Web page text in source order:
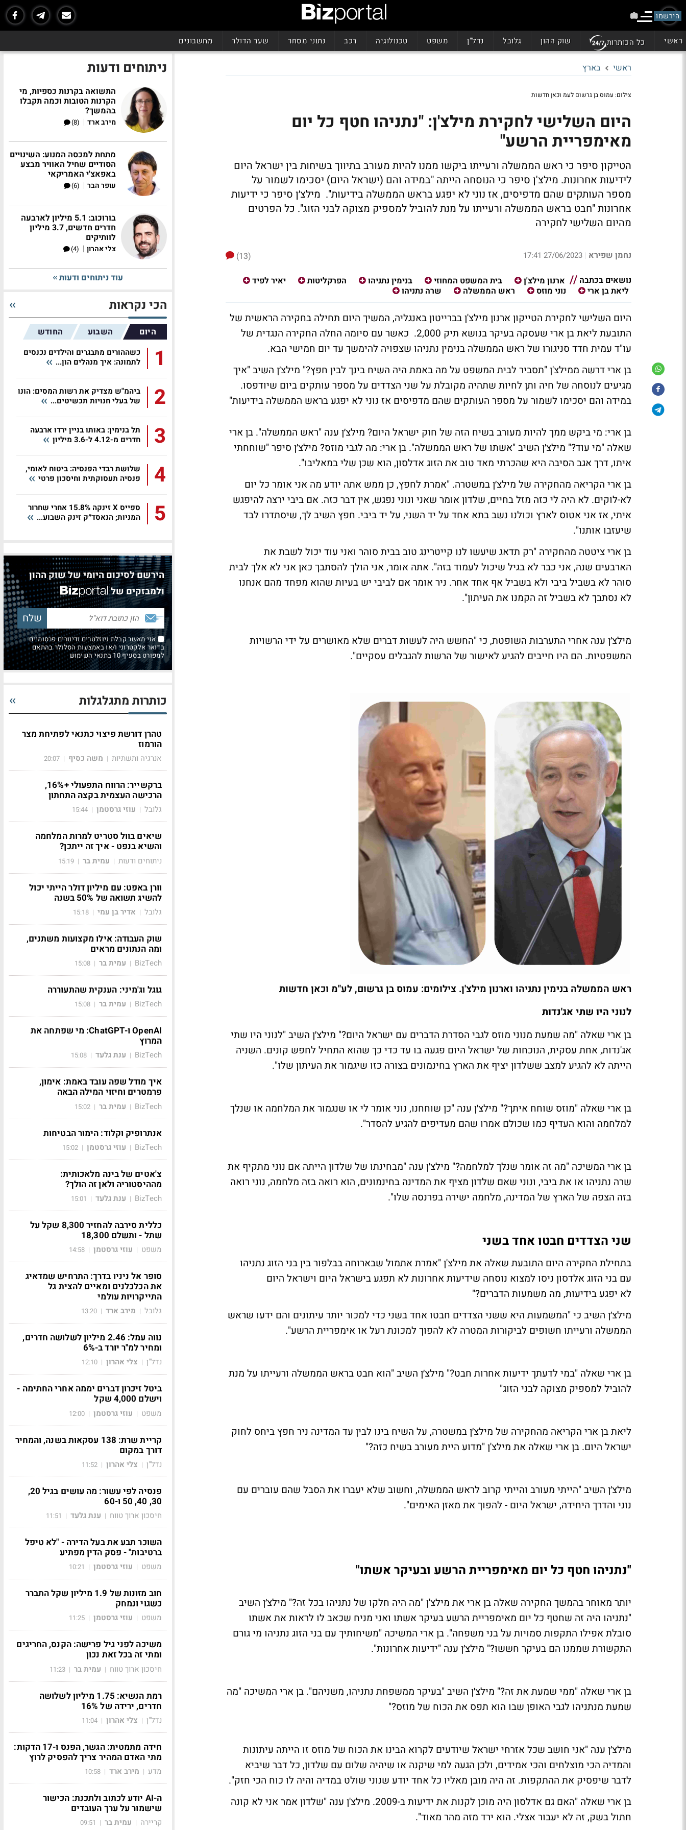
הירשמו
ראשי כל הכותרות שוק ההון גלובל נדל"ן משפט טכנולוגיה רכב נתוני מסחר שער הדולר מחשבונים
ראשי בארץ
צילום: עמוס בן גרשום לעמ וכאן חדשות
היום השלישי לחקירת מילצ'ן: "נתניהו חטף כל יום
מאימפריית הרשע"
הטייקון סיפר כי ראש הממשלה ורעייתו ביקשו ממנו להיות מעורב בתיווך בשיחות בין ישראל היום
לידיעות אחרונות. מילצ'ן סיפר כי הנוסחה הייתה "במידה והם (ישראל היום) יסכימו לשמור על
מספר העותקים שהם מדפיסים, אז נוני לא יפגע בראש הממשלה בידיעות". מילצ׳ן סיפר כי ידיעות
אחרונות "חבט בראש הממשלה ורעייתו על מנת להוביל למספיק מצוקה לבני הזוג". כל הפרטים
מהיום השלישי לחקירה
נחמן שפירא |
27/06/2023 17:41
(13)
נושאים בכתבה
ארנון מילצ'ן בית המשפט המחוזי בנימין נתניהו הפרקליטות
יאיר לפיד
ליאת בן ארי
נוני מוזס ראש הממשלה שרה נתניהו
היום השלישי לחקירת הטייקון ארנון מילצ'ן בברייטון באנגליה, המשיך היום תחילה בחקירה הראשית של
התובעת ליאת בן ארי שעסקה בעיקר בנושא תיק 2,000. כאשר עם סיומה החלה החקירה הנגדית של
עו"ד עמית חדד סניגורו של ראש הממשלה בנימין נתניהו שצפויה להימשך עד יום חמישי הבא.
בן ארי דרשה ממילצ'ן "תסביר לבית המשפט על מה באמת היה השיח בינך לבין חפץ?" מילצ׳ן השיב "איך
מגיעים לנוסחה של חיה ותן לחיות שתהיה מקובלת על שני הצדדים על מספר עותקים ביום שיודפסו.
במידה והם יסכימו לשמור על מספר העותקים שהם מדפיסים אז נוני לא יפגע בראש הממשלה בידיעות"
בן ארי: מי ביקש ממך להיות מעורב בשיח הזה של חוק ישראל היום? מילצ׳ן ענה "ראש הממשלה". בן ארי
שאלה "מי עוד?" מילצ׳ן השיב "אשתו של ראש הממשלה". בן ארי: מה לגבי מוזס? מילצ׳ן סיפר "שוחחתי
איתו, דרך אגב הסיבה היא שהכרתי מאד טוב את הזוג אדלסון, הוא שכן שלי במאליבו".
בן ארי הקריאה מהחקירה של מילצ׳ן במשטרה. "אמרת לחפץ, כן ממש אתה יודע מה אני אומר כל יום
לא-לוקים. לא היה לי כזה מזל בחיים, שלדון אומר שאני ונוני נפגש, אין דבר כזה. אם ביבי ירצה להיפגש
איתי, אז אני אטוס לארץ וכולנו נשב בתא אחד על יד השני, על יד ביבי. חפץ השיב לך, שיסתדרו לבד
שיעזבו אותנו".
בן ארי ציטטה מהחקירה "רק תדאג שיעשו לנו קייטרינג טוב בבית סוהר ואני עוד יכול לשבת את
הארבעים שנה, אני כבר לא בגיל שיכול לעמוד בזה". אתה אומר, אני הולך להסתבך כאן אני לא אלך לבית
סוהר לא בשביל ביבי ולא בשביל אף אחד אחר. ניר אומר אם לביבי יש בעיות שהוא מפחד מהם אנחנו
לא נסתבך לא בשביל זה הקמנו את העיתון".
מילצ׳ן ענה אחרי התערבות השופטת, כי "החשש היה לעשות דברים שלא מאושרים על ידי הרשויות
המשפטיות. הם היו חייבים להגיע לאישור של הרשות להגבלים עסקיים".
ראש הממשלה בנימין נתניהו וארנון מילצ'ן. צילומים: עמוס בן גרשום, לע"מ וכאן חדשות
לנוני היו שתי אג'נדות
בן ארי שאלה "מה שמעת מנוני מוזס לגבי הסדרת הדברים עם ישראל היום?" מילצ׳ן השיב "לנוני היו שתי
אג'נדות, אחת עסקית, הנוכחות של ישראל היום פגעה בו עד כדי כך שהוא התחיל לחפש קונים. השניה
הייתה לא להגיע למצב ששלדון יציף את הארץ בחינמונים בצורה כזו שיגמור את העיתון שלו".
בן ארי שאלה "מוזס שוחח איתך?" מילצ׳ן ענה "כן שוחחנו, נוני אומר לי או שנגמור את המלחמה או שנלך
למלחמה והוא העדיף כמו שכולם אמרו שהם מעדיפים להגיע להסדר".
בן ארי המשיכה "מה זה אומר שנלך למלחמה?" מילצ׳ן ענה "מבחינתו של שלדון הייתה אם נוני מתקיף את
שרה נתניהו או את ביבי, ונוני שאם שלדון מציף את המדינה בחינמונים, הוא רואה בזה מלחמה, נוני רואה
בזה הצפה של הארץ של המדינה, מלחמה ישירה בפרנסה שלו".
שני הצדדים חבטו אחד בשני
בתחילת החקירה היום התובעת שאלה את מילצ'ן "אמרת אתמול שבארוחה בבלפור בין בני הזוג נתניהו
עם בני הזוג אלדסון ניסו למצוא נוסחה שידיעות אחרונות לא תפגע בישראל היום וישראל היום
לא יפגע בידיעות, מה משמעות הדברים?"
מילצ׳ן השיב כי "המשמעות היא ששני הצדדים חבטו אחד בשני כדי למכור יותר עיתונים והם ידעו שראש
הממשלה ורעייתו חשופים לביקורות המטרה לא להפוך למכונת רעל או אימפריית הרשע".
בן ארי שאלה "במי לדעתך ידיעות אחרות חבט?" מילצ׳ן השיב "הוא חבט בראש הממשלה ורעייתו על מנת
להוביל למספיק מצוקה לבני הזוג"
ליאת בן ארי הקריאה מהחקירה של מילצ׳ן במשטרה, על השיח בינו לבין עד המדינה ניר חפץ ביחס לחוק
ישראל היום. בן ארי שאלה את מילצ'ן "מדוע היית מעורב בשיח כזה?"
מילצ׳ן השיב "הייתי מעורב והייתי קרוב לראש הממשלה, וחשוב שלא יעברו את הסבל שהם עוברים עם
נוני והדרך היחידה, ישראל היום - להפוך את מאזן האימים".
"נתניהו חטף כל יום מאימפריית הרשע ובעיקר אשתו"
יותר מאוחר בהמשך החקירה שאלה בן ארי את מילצ'ן "מה היה חלקו של נתניהו בכל זה?" מילצ׳ן השיב
"נתניהו היה זה שחטף כל יום מאימפריית הרשע בעיקר אשתו ואני מניח שכאב לו לראות את אשתו
סובלת אפילו התקפות סמויות על בני משפחה". בן ארי המשיכה "משיחותיך עם בני הזוג נתניהו מי גורם
התקשורת שממנו הם בעיקר חששו?" מילצ׳ן ענה "ידיעות אחרונות".
בן ארי שאלה "ממי שמעת את זה?" מילצ׳ן השיב "בעיקר ממשפחת נתניהו, משניהם". בן ארי המשיכה "מה
שמעת מנתניהו לגבי האופן שבו הוא תפס את הכוח של מוזס?"
מילצ׳ן ענה "אני חושב שכל אזרחי ישראל שיודעים לקרוא הבינו את הכוח של מוזס זו הייתה עיתונות
והמדיה הכי מוצלחים והכי אמידים, ולכן הגעה למי שיקנה או שיהיה שלום עם שלדון, כל דבר שיביא
לדבר שיפסיק את ההתקפות. זה היה מובן מאליו כל אחד יודע שנוני שולט במדיה והיה לו כוח הכי חזק".
בן ארי שאלה "האם גם אדלסון היה מוכן לקנות את ידיעות ב-2009. מילצ'ן ענה "שלדון אמר אני לא קונה
חתול בשק, זה לא יעבור אצלי. הוא ירד מזה מהר מאוד".
ניתוחים ודעות
התשואה בקרנות כספיות, מי
הקרנות הטובות וכמה תקבלו
בהמשך?
מירב ארד |
(8)
מתחת למכסה המנוע: השינויים
הסודיים שחיל האוויר מבצע
באפאצ'י האמריקאי
עופר הבר |
(6)
בורוכוב: 5.1 מיליון לארבעה
חדרים חדשים, 3.7 מיליון
לוותיקים
צלי אהרון |
(4)
עוד ניתוחים ודעות
הכי נקראות
היום השבוע החודש
1
כשההורים מתבגרים והילדים נכנסים
לתמונה: איך מנהלים הון...
2
ביהמ"ש מצדיק את רשות המסים: הונו
של בעלי חנויות תכשיטים...
3
תל בנימין: באותו בניין ירדו ארבעה
חדרים מ-4.12 ל-3.6 מיליון
4
שלושת רבדי הפנסיה: ביטוח לאומי,
פנסיה תעסוקתית וחיסכון פרטי
5
ספייס X זינקה 15.8% אחרי שחרור
המניות; הנאסד״ק זינק השבוע...
הירשם לסיכום היומי של שוק ההון
ולמבזקים של
אני מאשר קבלת ניוזלטרים ודיוורים פרסומיים
בדואר אלקטרוני ו/או באמצעות הסלולר בהתאם
למפורט בסעיף 10 בתנאי השימוש
כותרות מתגלגלות
טהרן דורשת פיצוי כתנאי לפתיחת מצר
הורמוז
אנרגיה ותשתיות | משה כסיף |
20:07
ברקשייר: הרווח התפעולי +16%,
הרכישה העצמית בקצה התחתון
גלובל | עוזי גרסטמן |
15:44
שיאים בוול סטריט למרות המלחמה
והשיא בנפט - איך זה ייתכן?
ניתוחים ודעות | עמית בר |
15:19
וורן באפט: עם מיליון דולר הייתי יכול
להשיג תשואה של 50% בשנה
גלובל | אדיר בן עמי |
15:18
שוק העבודה: אילו מקצועות משתנים,
ומה הנתונים מראים
BizTech
| עמית בר |
15:08
גוגל וג'מיני: הענקית שהתעוררה
BizTech
| עמית בר |
15:08
OpenAI ו-ChatGPT: מי שפתחה את
המרוץ
BizTech
| ענת גלעד |
15:08
איך מודל שפה עובד באמת: אימון,
פרמטרים וחיזוי המילה הבאה
BizTech
| עמית בר |
15:02
אנתרופיק וקלוד: הימור הבטיחות
BizTech
| עוזי גרסטמן |
15:02
צ'אטים של בינה מלאכותית:
מההיסטוריה ולאן זה הולך?
BizTech
| ענת גלעד |
15:01
כללית סירבה להחזיר 8,300 שקל על
שתל - ותשלם 18,300
משפט | עוזי גרסטמן |
14:58
סופר אל ניניו בדרך: התרחיש שמדאיג
את הכלכלנים ומאיים להצית גל
התייקרויות עולמי
גלובל | מירב ארד |
13:20
נווה עמל: 2.46 מיליון לשלושה חדרים,
ומחיר למ"ר יורד ב-6%
נדל"ן | צלי אהרון |
12:10
ביטל זיכרון דברים יממה אחרי החתימה -
וישלם 4,000 שקל
משפט | עוזי גרסטמן |
12:00
קריית שרת: 138 עסקאות בשנה, והמחיר
דורך במקום
נדל"ן | צלי אהרון |
11:52
פנסיה לפי עשור: מה עושים בגיל 20,
30, 40, 50 ו-60
חיסכון ארוך טווח | ענת גלעד |
11:51
השוכר תבע את בעל הדירה - "לא טיפל
ברטיבות" - פסק הדין מפתיע
משפט | עוזי גרסטמן |
10:21
חוב מזונות של 1.9 מיליון שקל התברר
כשגוי ונמחק
משפט | עוזי גרסטמן |
11:25
משיכה לפני גיל פרישה: הקנס, החריגים
ומתי זה בכל זאת נכון
חיסכון ארוך טווח | עמית בר |
11:23
רמת הנשיא: 1.75 מיליון לשלושה
חדרים, ירידה של 16%
נדל"ן | צלי אהרון |
11:04
חידה מתמטית: הגשר, הפנס ו-17 הדקות:
מתי האדם המהיר צריך להפסיק לרוץ
מדע | מירב ארד |
10:58
ה-AI יודע לכתוב ולתכנת: הכישור
שישמור על ערך העובדים
קריירה | עמית בר |
09:51